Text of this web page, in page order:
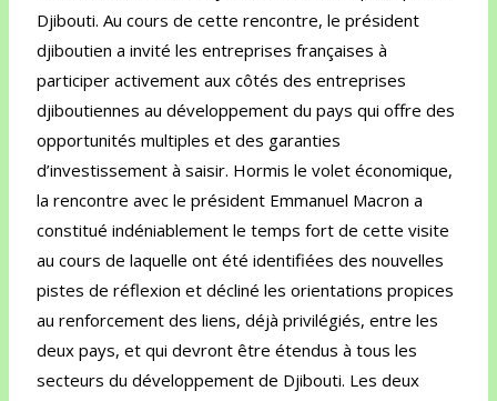
Djibouti. Au cours de cette rencontre, le président
djiboutien a invité les entreprises françaises à
participer activement aux côtés des entreprises
djiboutiennes au développement du pays qui offre des
opportunités multiples et des garanties
d’investissement à saisir. Hormis le volet économique,
la rencontre avec le président Emmanuel Macron a
constitué indéniablement le temps fort de cette visite
au cours de laquelle ont été identifiées des nouvelles
pistes de réflexion et décliné les orientations propices
au renforcement des liens, déjà privilégiés, entre les
deux pays, et qui devront être étendus à tous les
secteurs du développement de Djibouti. Les deux